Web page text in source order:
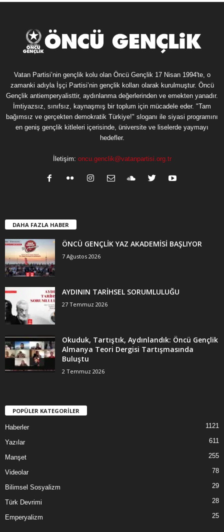
Vatan Partisi’nin gençlik kolu olan Öncü Gençlik 17 Nisan 1994'te, o
zamanki adıyla İşçi Partisi’nin gençlik kolları olarak kurulmuştur. Öncü
Gençlik antiemperyalisttir, aydınlanma değerlerinden ve emekten yanadır.
İmtiyazsız, sınıfsız, kaynaşmış bir toplum için mücadele eder. "Tam
bağımsız ve gerçekten demokratik Türkiye!" sloganı ile siyasi programını
en geniş gençlik kitleleri içerisinde, üniversite ve liselerde yaymayı
hedefler.
İletişim: oncu.genclik@vatanpartisi.org.tr
DAHA FAZLA HABER
ÖNCÜ GENÇLİK YAZ AKADEMİSİ BAŞLIYOR
7 Ağustos 2026
AYDININ TARİHSEL SORUMLULUĞU
27 Temmuz 2026
Okuduk, Tartıştık, Aydınlandık: Öncü Gençlik
Almanya Teori Dergisi Tartışmasında
Buluştu
2 Temmuz 2026
POPÜLER KATEGORİLER
Haberler 1121
Yazılar 611
Manşet 255
Videolar 78
Bilimsel Sosyalizm 29
Türk Devrimi 28
Emperyalizm 25